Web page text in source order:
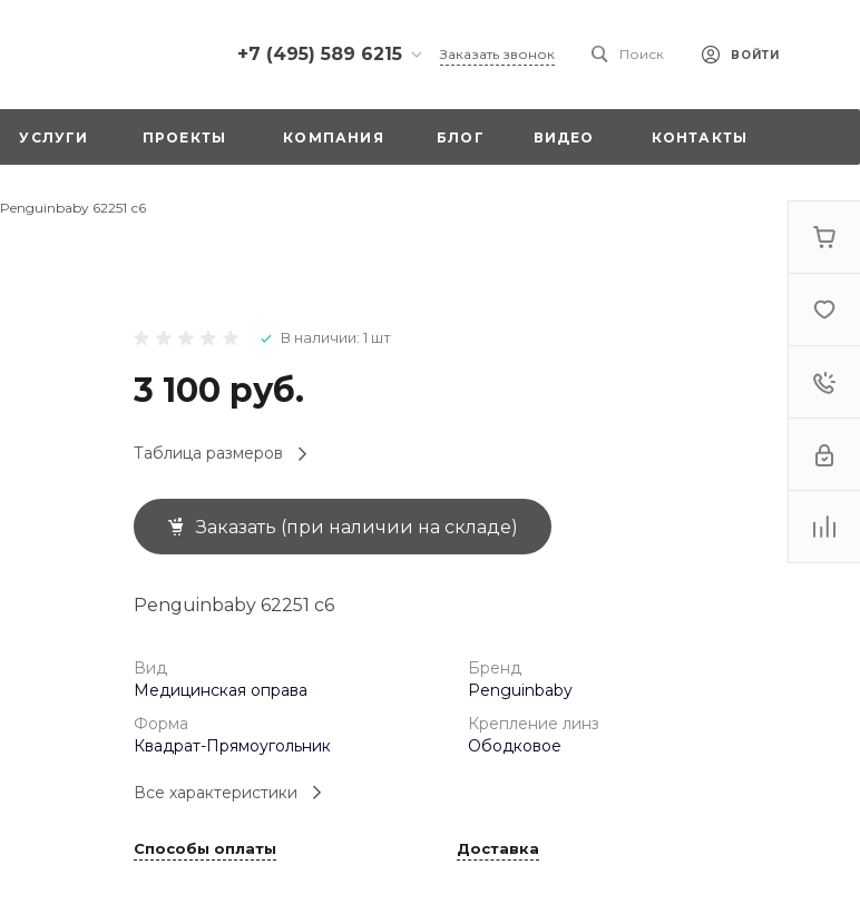
+7 (495) 589 6215
+7 (495) 589 6215
г. Москва, Русаковская
ул., д.1, вход с улицы со
стороны ТТК
г. Москва,
оранжевая вывеска
напротив «Перекрестка»
на 1 этаже
1 мая: 10:00-19:00
+7 (926) 092 4274
г. Королёв, пр-т
(0-9)
1 мая: 10:00-19:00
9 мая: 10:00-19:00
Заказать звонок Поиск ВОЙТИ
УСЛУГИ ПРОЕКТЫ КОМПАНИЯ БЛОГ ВИДЕО КОНТАКТЫ
Penguinbaby 62251 с6
В наличии: 1 шт
3 100 руб.
Таблица размеров
Заказать (при наличии на складе)
Penguinbaby 62251 с6
Вид
Медицинская оправа
Бренд
Penguinbaby
Форма
Квадрат-Прямоугольник
Крепление линз
Ободковое
Все характеристики
Способы оплаты Доставка